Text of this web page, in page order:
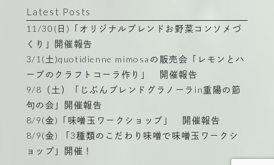
Latest Posts
11/30(日)「オリジナルブレンドお野菜コンソメづ
くり」開催報告
3/1(土)quotidienne mimosaの販売会「レモンとハ
ーブのクラフトコーラ作り」 開催報告
9/8（土）「じぶんブレンドグラノーラin重陽の節
句の会」開催報告
8/9(金)「味噌玉ワークショップ」 開催報告
8/9(金) 「3種類のこだわり味噌で味噌玉ワークシ
ョップ」開催！